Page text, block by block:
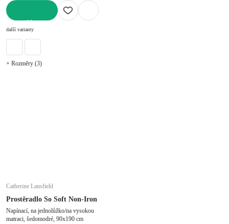
další varianty
+ Rozměry (3)
Catherine Lansfield
Prostěradlo So Soft Non-Iron
Napínací, na jednolůžko/na vysokou
matraci, šedomodré, 90x190 cm